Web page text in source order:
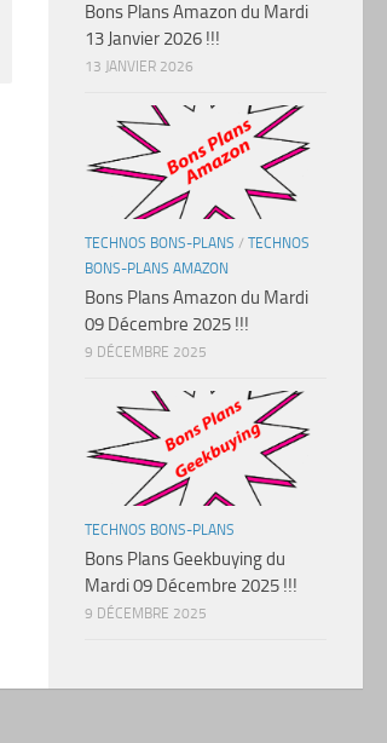
Bons Plans Amazon du Mardi
13 Janvier 2026 !!!
13 JANVIER 2026
TECHNOS BONS-PLANS / TECHNOS
BONS-PLANS AMAZON
Bons Plans Amazon du Mardi
09 Décembre 2025 !!!
9 DÉCEMBRE 2025
TECHNOS BONS-PLANS
Bons Plans Geekbuying du
Mardi 09 Décembre 2025 !!!
9 DÉCEMBRE 2025